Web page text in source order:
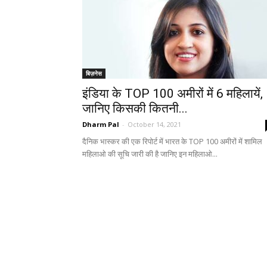
बिज़नेस
इंडिया के TOP 100 अमीरों में 6 महिलायें,
जानिए किसकी कितनी...
Dharm Pal - October 14, 2021
दैनिक भास्कर की एक रिपोर्ट में भारत के TOP 100 अमीरों में शामिल
महिलाओ की सूचि जारी की है जानिए इन महिलाओ...